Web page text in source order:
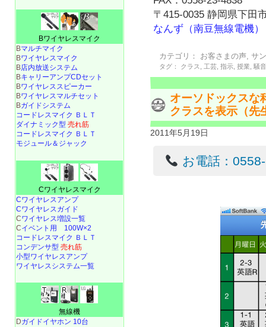
〒415-0035 静岡県下田
なんず（南豆無線電機）
カテゴリ： お客さまの声 ,サ
タグ： クラス 工芸 ,指示 ,授業 ,騒
オーソドックスな
クラスを表示（先
2011年5月19日
お電話：
Bワイヤレスマイク
Bマルチマイク
Bワイヤレスマイク
B店内放送システム
BキャリーアンプCDセット
Bワイヤレススピーカー
Bワイヤレスマルチセット
Bガイドシステム
コードレスマイク ＢＬＴ
ダイナミック型 売れ筋
コードレスマイク ＢＬＴ
モジュール＆ジャック
Cワイヤレスマイク
Cワイヤレスアンプ
Cワイヤレスガイド
Cワイヤレス増設一覧
Cイベント用 100W×2
コードレスマイク ＢＬＴ
コンデンサ型 売れ筋
小型ワイヤレスアンプ
ワイヤレスシステム一覧
無線機
Dガイドイヤホン 10台